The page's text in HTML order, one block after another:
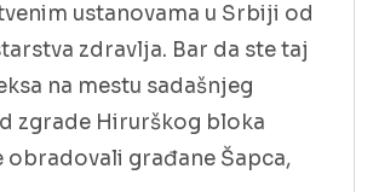
ustanovama u Srbiji od
zdravlja. Bar da ste taj
na mestu sadašnjeg
zgrade Hirurškog bloka
obradovali građane Šapca,